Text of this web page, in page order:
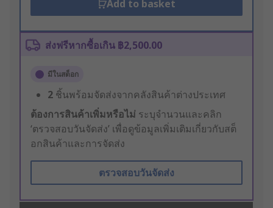
Add to basket
ส่งฟรีหากซื้อเกิน ฿2,500.00
มีในสต็อก
2 ชิ้นพร้อมจัดส่งจากคลังสินค้าต่างประเทศ
ต้องการสินค้าเพิ่มหรือไม่ ระบุจำนวนและคลิก
‘ตรวจสอบวันจัดส่ง’ เพื่อดูข้อมูลเพิ่มเติมเกี่ยวกับสต็
อกสินค้าและการจัดส่ง
ตรวจสอบวันจัดส่ง